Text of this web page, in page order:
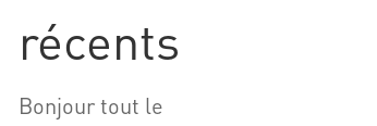
récents
Bonjour tout le